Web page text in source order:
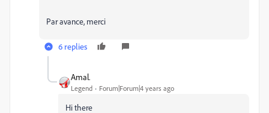
Par avance, merci
6 replies
Amal.
Legend Forum|Forum|4 years ago
Hi there